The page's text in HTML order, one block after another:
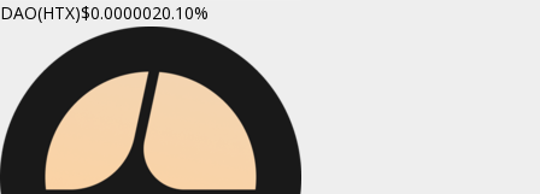
DAO(HTX)$0.0000020.10%